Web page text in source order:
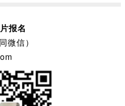
报名
微信）